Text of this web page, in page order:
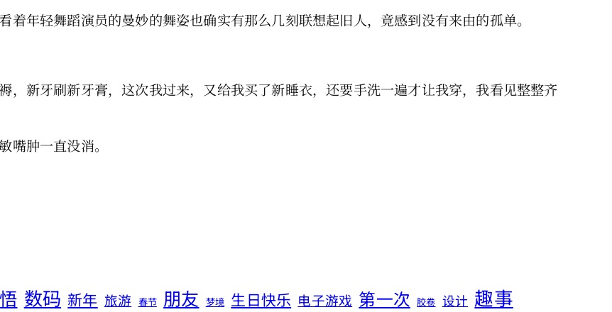
年轻舞蹈演员的曼妙的舞姿也确实有那么几刻联想起旧人，竟感到没有来由的孤单。
，新牙刷新牙膏，这次我过来，又给我买了新睡衣，还要手洗一遍才让我穿，我看见整整齐
嘴肿一直没消。
数码 新年 旅游 春节 朋友 梦境 生日快乐 电子游戏 第一次 胶卷 设计 趣事